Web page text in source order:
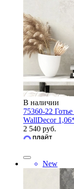
В наличии
75360-22
WallDecor
2 540 руб.
New